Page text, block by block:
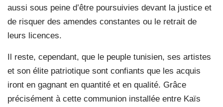
aussi sous peine d’être poursuivies devant la justice et
de risquer des amendes constantes ou le retrait de
leurs licences.
Il reste, cependant, que le peuple tunisien, ses artistes
et son élite patriotique sont confiants que les acquis
iront en gagnant en quantité et en qualité. Grâce
précisément à cette communion installée entre Kaïs